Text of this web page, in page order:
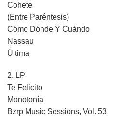
Cohete
(Entre Paréntesis)
Cómo Dónde Y Cuándo
Nassau
Última
2. LP
Te Felicito
Monotonía
Bzrp Music Sessions, Vol. 53